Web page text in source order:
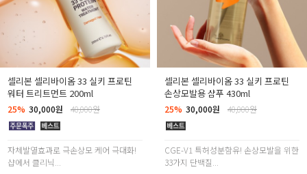
셀리본 셀리바이옴 33 실키 프로틴
워터 트리트먼트 200ml
25% 30,000원 40,000원
자체발열효과로 극손상모 케어 극대화!
샵에서 클리닉...
셀리본 셀리바이옴 33 실키 프로틴
손상모발용 샴푸 430ml
25% 30,000원 40,000원
CGE-V1 특허성분함유! 손상모발을 위한
33가지 단백질...